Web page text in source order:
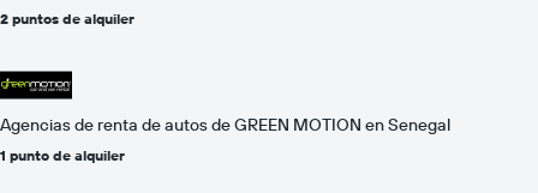
2 puntos de alquiler
Agencias de renta de autos de GREEN MOTION en Senegal
1 punto de alquiler